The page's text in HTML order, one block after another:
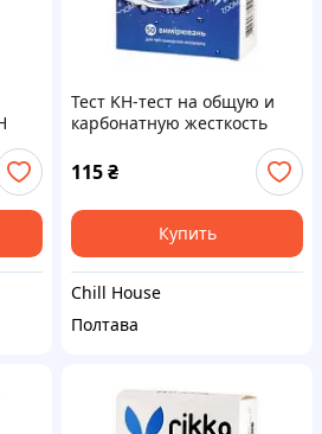
Тест KH-тест на общую и
карбонатную жесткость
жесткость)
115₴
Купить
Chill House
Полтава